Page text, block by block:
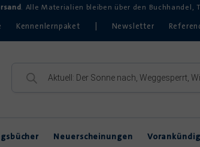
. Alle Materialien bleiben über den Buchhandel,
Kennenlernpaket Newsletter
Neuerscheinungen